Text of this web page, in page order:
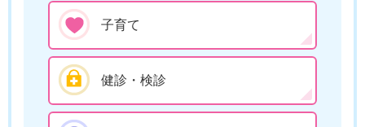
子育て
健診・検診